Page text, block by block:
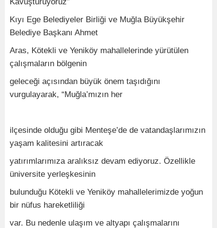
Kıyı Ege Belediyeler Birliği ve Muğla Büyükşehir
Belediye Başkanı Ahmet
Aras, Kötekli ve Yeniköy mahallelerinde yürütülen
çalışmaların bölgenin
geleceği açısından büyük önem taşıdığını
vurgulayarak, “Muğla’mızın her
ilçesinde olduğu gibi Menteşe’de de vatandaşlarımızın
yaşam kalitesini artıracak
yatırımlarımıza aralıksız devam ediyoruz. Özellikle
üniversite yerleşkesinin
bulunduğu Kötekli ve Yeniköy mahallelerimizde yoğun
bir nüfus hareketliliği
var. Bu nedenle ulaşım ve altyapı çalışmalarını